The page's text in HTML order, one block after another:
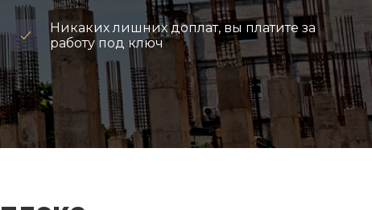
Никаких лишних доплат, вы платите за
работу под ключ